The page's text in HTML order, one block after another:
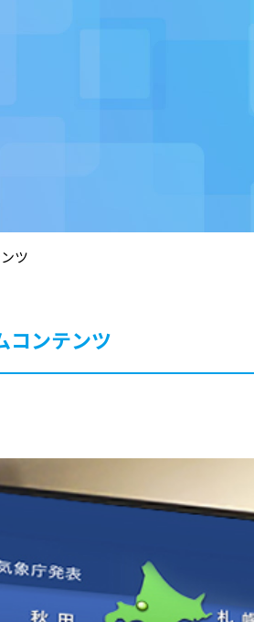
ツ
コンテンツ